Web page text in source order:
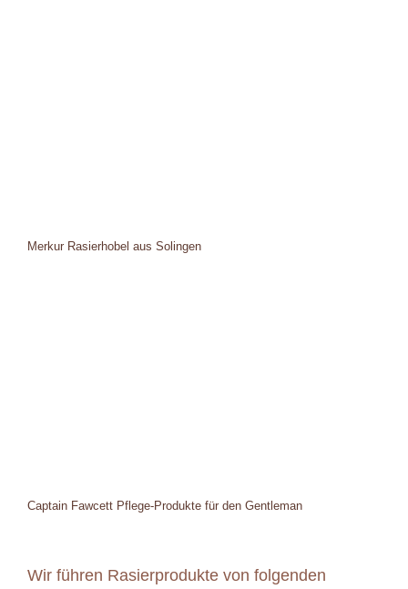
Merkur Rasierhobel aus Solingen
Captain Fawcett Pflege-Produkte für den Gentleman
Wir führen Rasierprodukte von folgenden